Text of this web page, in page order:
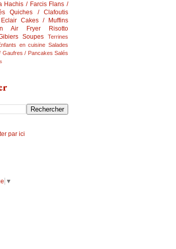
Hachis / Farcis Flans /
Quiches / Clafoutis
Cakes / Muffins
Air Fryer
Risotto
Soupes
Terrines
en cuisine Salades
Gaufres / Pancakes Salés
par ici
▼